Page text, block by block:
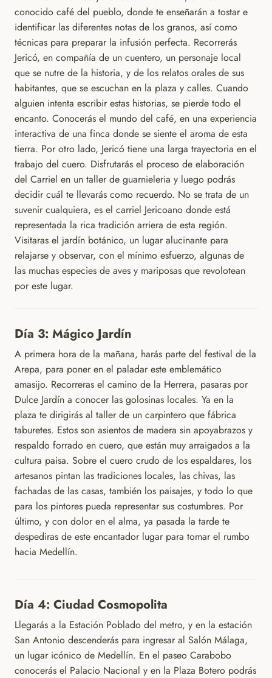
conocido café del pueblo, donde te enseñarán a tostar e
identificar las diferentes notas de los granos, así como
técnicas para preparar la infusión perfecta. Recorrerás
Jericó, en compañía de un cuentero, un personaje local
que se nutre de la historia, y de los relatos orales de sus
habitantes, que se escuchan en la plaza y calles. Cuando
alguien intenta escribir estas historias, se pierde todo el
encanto. Conocerás el mundo del café, en una experiencia
interactiva de una finca donde se siente el aroma de esta
tierra. Por otro lado, Jericó tiene una larga trayectoria en el
trabajo del cuero. Disfrutarás el proceso de elaboración
del Carriel en un taller de guarnieleria y luego podrás
decidir cuál te llevarás como recuerdo. No se trata de un
suvenir cualquiera, es el carriel Jericoano donde está
representada la rica tradición arriera de esta región.
Visitaras el jardín botánico, un lugar alucinante para
relajarse y observar, con el mínimo esfuerzo, algunas de
las muchas especies de aves y mariposas que revolotean
por este lugar.
Día 3: Mágico Jardín
A primera hora de la mañana, harás parte del festival de la
Arepa, para poner en el paladar este emblemático
amasijo. Recorreras el camino de la Herrera, pasaras por
Dulce Jardín a conocer las golosinas locales. Ya en la
plaza te dirigirás al taller de un carpintero que fábrica
taburetes. Estos son asientos de madera sin apoyabrazos y
respaldo forrado en cuero, que están muy arraigados a la
cultura paisa. Sobre el cuero crudo de los espaldares, los
artesanos pintan las tradiciones locales, las chivas, las
fachadas de las casas, también los paisajes, y todo lo que
para los pintores pueda representar sus costumbres. Por
último, y con dolor en el alma, ya pasada la tarde te
despediras de este encantador lugar para tomar el rumbo
hacia Medellín.
Día 4: Ciudad Cosmopolita
Llegarás a la Estación Poblado del metro, y en la estación
San Antonio descenderás para ingresar al Salón Málaga,
un lugar icónico de Medellín. En el paseo Carabobo
conocerás el Palacio Nacional y en la Plaza Botero podrás